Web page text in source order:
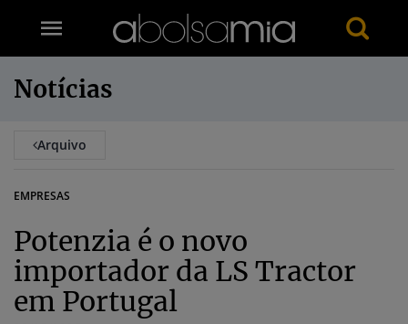
Notícias
Arquivo
EMPRESAS
Potenzia é o novo
importador da LS Tractor
em Portugal